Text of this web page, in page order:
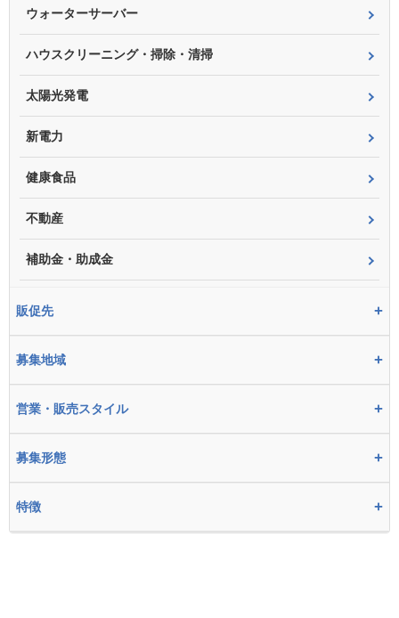
ウォーターサーバー
ハウスクリーニング・掃除・清掃
太陽光発電
新電力
健康食品
不動産
補助金・助成金
販促先 +
募集地域 +
営業・販売スタイル +
募集形態 +
特徴 +